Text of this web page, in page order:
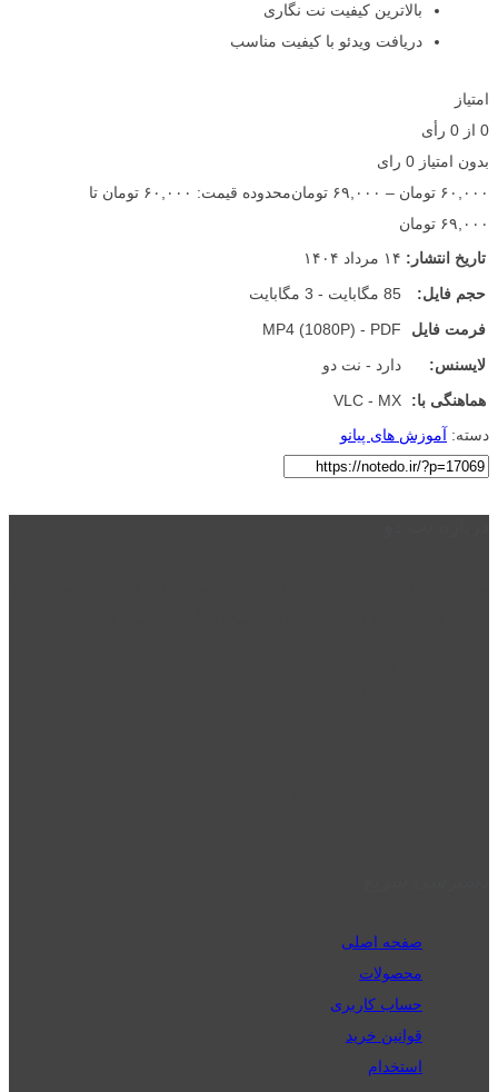
بالاترین کیفیت نت نگاری
دریافت ویدئو با کیفیت مناسب
امتیاز
0 از 0 رأی
بدون امتیاز 0 رای
۶۰,۰۰۰ تومان – ۶۹,۰۰۰ تومان
محدوده قیمت: ۶۰,۰۰۰ تومان تا
۶۹,۰۰۰ تومان
تاریخ انتشار: ۱۴ مرداد ۱۴۰۴
حجم فایل:
85 مگابایت - 3 مگابایت
فرمت فایل
MP4 (1080P) - PDF
لایسنس:
دارد - نت دو
هماهنگی با:
VLC - MX
دسته: آموزش های پیانو
صفحه اصلی
محصولات
حساب کاربری
قوانین خرید
استخدام